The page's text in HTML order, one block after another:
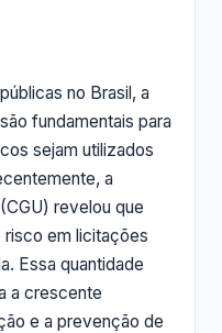
no Brasil, a
fundamentais para
sejam utilizados
a
revelou que
risco em licitações
Essa quantidade
a crescente
e a prevenção de